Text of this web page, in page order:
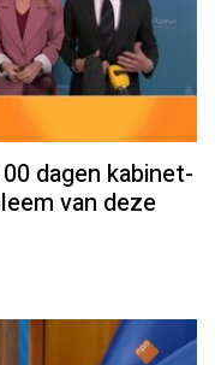
dagen kabinet-
van deze